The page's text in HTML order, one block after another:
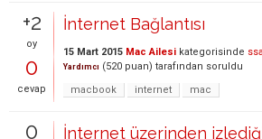
+2
oy
0
cevap
İnternet Bağlantısı
15 Mart 2015 Mac Ailesi kategorisinde
Yardımcı (520 puan) tarafından soruldu
macbook
internet mac
0
İnternet üzerinden